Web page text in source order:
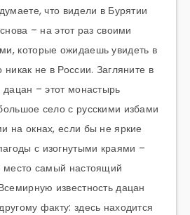
что видели в Бурятии
– на этот раз своими
которые ожидаешь увидеть в
не в России. Загляните в
дацан – этот монастырь
село с русскими избами
на окнах, если бы не яркие
с изогнутыми краями –
место самый настоящий
известность дацан
факту: здесь находится